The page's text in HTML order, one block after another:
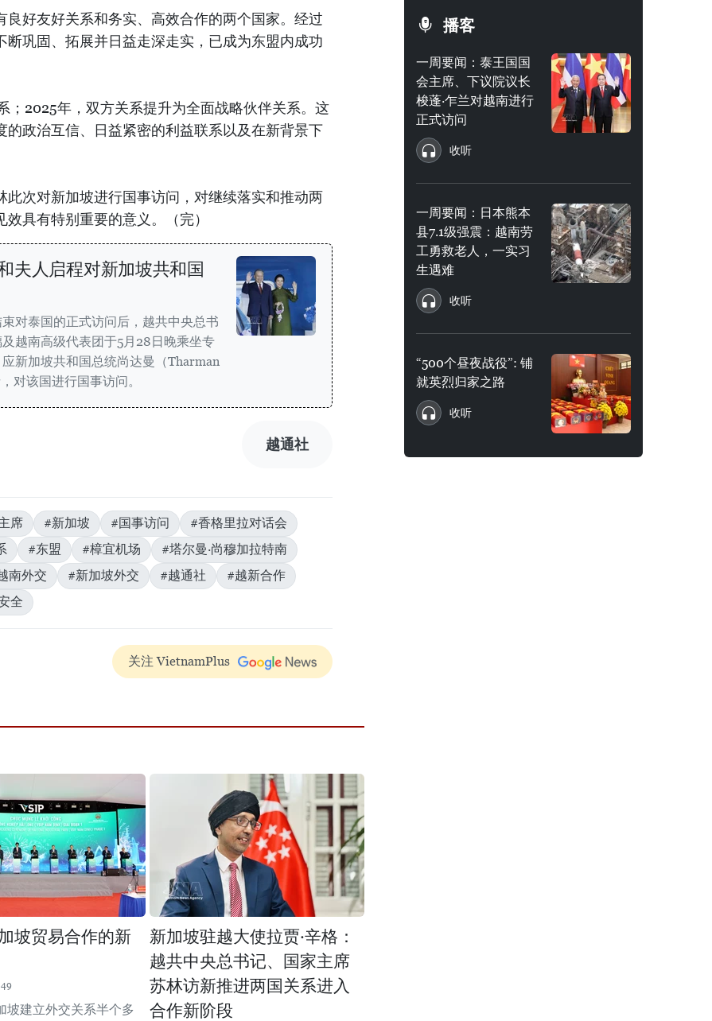
良好友好关系和务实、高效合作的两个国家。经过
断巩固、拓展并日益走深走实，已成为东盟内成功
；2025年，双方关系提升为全面战略伙伴关系。这
的政治互信、日益紧密的利益联系以及在新背景下
此次对新加坡进行国事访问，对继续落实和推动两
具有特别重要的意义。（完）
夫人启程对新加坡共和国
对泰国的正式访问后，越共中央总书
越南高级代表团于5月28日晚乘坐专
新加坡共和国总统尚达曼（Tharman
对该国进行国事访问。
越通社
席 #新加坡 #国事访问
#香格里拉对话会
#东盟 #樟宜机场
#塔尔曼·尚穆加拉特南
南外交 #新加坡外交 #越通社
#越新合作
全
关注 VietnamPlus
坡贸易合作的新
坡建立外交关系半个多
新加坡驻越大使拉贾·辛格：
越共中央总书记、国家主席
苏林访新推进两国关系进入
合作新阶段
播客
一周要闻：泰王国国
会主席、下议院议长
梭蓬·乍兰对越南进行
正式访问
收听
一周要闻：日本熊本
县7.1级强震：越南劳
工勇救老人，一实习
生遇难
收听
“500个昼夜战役”: 铺
就英烈归家之路
收听